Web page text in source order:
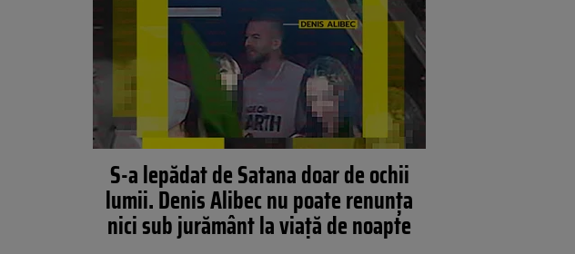
S-a lepădat de Satana doar de ochii
lumii. Denis Alibec nu poate renunța
nici sub jurământ la viață de noapte